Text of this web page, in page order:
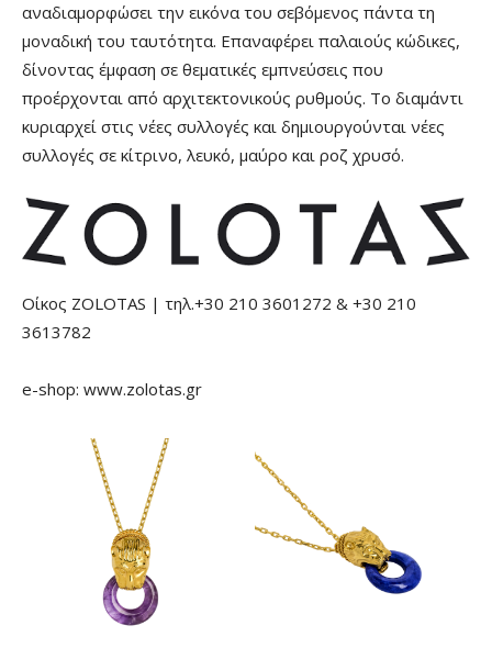
αναδιαμορφώσει την εικόνα του σεβόμενος πάντα τη
μοναδική του ταυτότητα. Επαναφέρει παλαιούς κώδικες,
δίνοντας έμφαση σε θεματικές εμπνεύσεις που
προέρχονται από αρχιτεκτονικούς ρυθμούς. Το διαμάντι
κυριαρχεί στις νέες συλλογές και δημιουργούνται νέες
συλλογές σε κίτρινο, λευκό, μαύρο και ροζ χρυσό.
Οίκος ZOLOTAS | τηλ.+30 210 3601272 & +30 210
3613782
e-shop: www.zolotas.gr